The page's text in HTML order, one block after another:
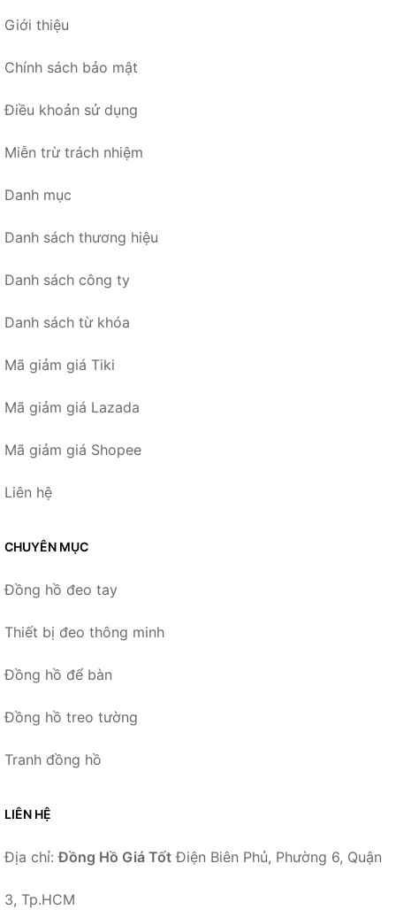
Giới thiệu
Chính sách bảo mật
Điều khoản sử dụng
Miễn trừ trách nhiệm
Danh mục
Danh sách thương hiệu
Danh sách công ty
Danh sách từ khóa
Mã giảm giá Tiki
Mã giảm giá Lazada
Mã giảm giá Shopee
Liên hệ
CHUYÊN MỤC
Đồng hồ đeo tay
Thiết bị đeo thông minh
Đồng hồ để bàn
Đồng hồ treo tường
Tranh đồng hồ
LIÊN HỆ
Địa chỉ:Đồng Hồ Giá Tốt Điện Biên Phủ, Phường 6, Quận
3, Tp.HCM